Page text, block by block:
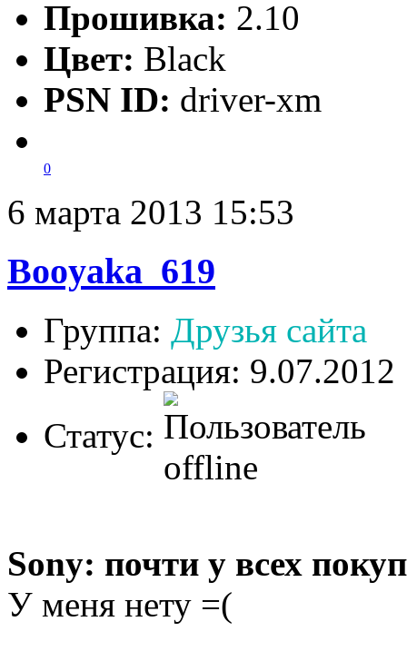
Прошивка: 2.10
Цвет: Black
PSN ID: driver-xm
0
6 марта 2013 15:53
Booyaka_619
Группа: Друзья сайта
Регистрация: 9.07.2012
Статус:
Sony: почти у всех
У меня нету =(